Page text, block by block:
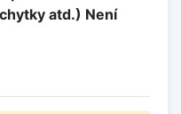
atd.) Není